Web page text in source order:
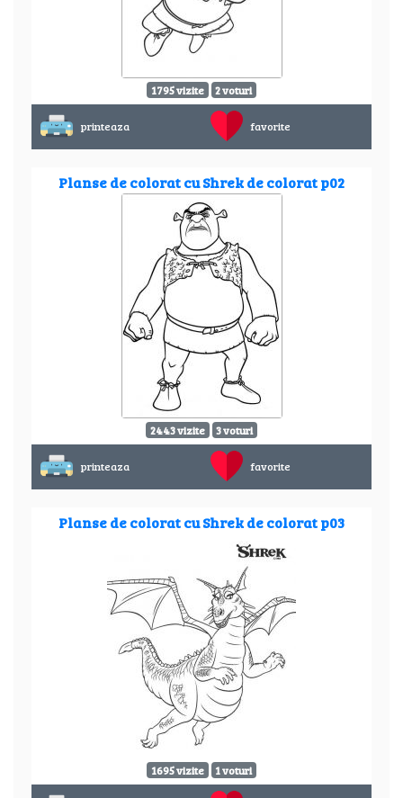
1795 vizite 2 voturi
printeaza favorite
Planse de colorat cu Shrek de colorat p02
2443 vizite 3 voturi
printeaza favorite
Planse de colorat cu Shrek de colorat p03
1695 vizite 1 voturi